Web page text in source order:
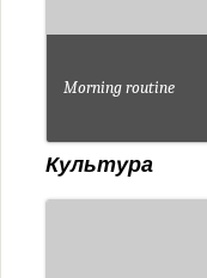
Morning routine
Культура